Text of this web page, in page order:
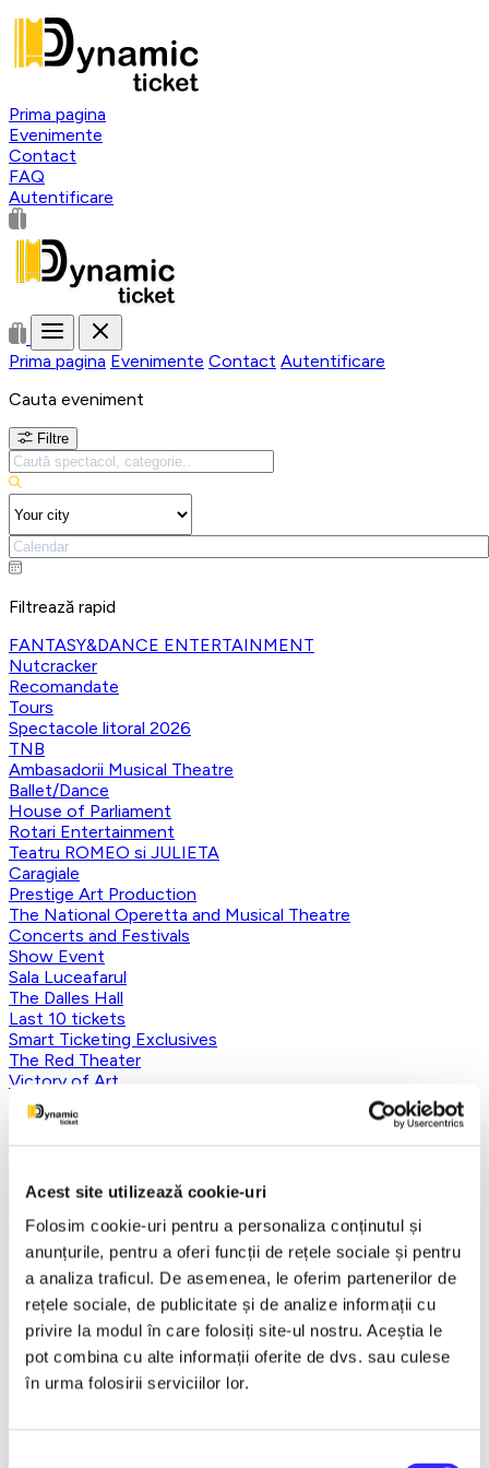
Acest site utilizează cookie-uri
Folosim cookie-uri pentru a personaliza conținutul și
anunțurile, pentru a oferi funcții de rețele sociale și pentru
a analiza traficul. De asemenea, le oferim partenerilor de
rețele sociale, de publicitate și de analize informații cu
privire la modul în care folosiți site-ul nostru. Aceștia le
pot combina cu alte informații oferite de dvs. sau culese
în urma folosirii serviciilor lor.
Prima pagina
Evenimente
Contact
FAQ
Autentificare
Prima pagina Evenimente Contact Autentificare
Cauta eveniment
Filtre
Filtrează rapid
FANTASY&DANCE ENTERTAINMENT
Nutcracker
Recomandate
Tours
Spectacole litoral 2026
TNB
Ambasadorii Musical Theatre
Ballet/Dance
House of Parliament
Rotari Entertainment
Teatru ROMEO si JULIETA
Caragiale
Prestige Art Production
The National Operetta and Musical Theatre
Concerts and Festivals
Show Event
Sala Luceafarul
The Dalles Hall
Last 10 tickets
Smart Ticketing Exclusives
The Red Theater
Victory of Art
For Kids
Teatrul Maidan
Earlybird
Vezi mai puțin
Aplică filtre
Categorii